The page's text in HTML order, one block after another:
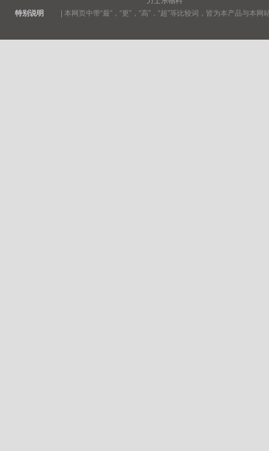
特别说明
本网页中带“最”，“更”，“高”，“超”等比较词，皆为本产品与本网